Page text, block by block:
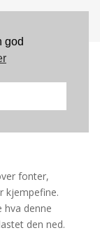
det
fonter,
kjempefine.
hva denne
den ned.
god